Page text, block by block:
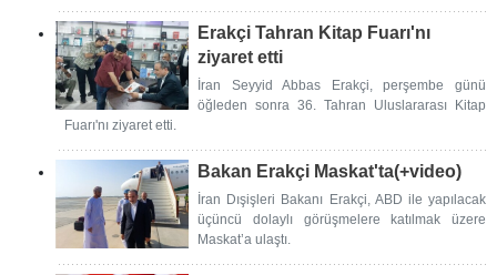
Erakçi Tahran Kitap Fuarı'nı
ziyaret etti
İran Seyyid Abbas Erakçi, perşembe günü
öğleden sonra 36. Tahran Uluslararası Kitap
Fuarı'nı ziyaret etti.
Bakan Erakçi Maskat'ta(+video)
İran Dışişleri Bakanı Erakçi, ABD ile yapılacak
üçüncü dolaylı görüşmelere katılmak üzere
Maskat’a ulaştı.